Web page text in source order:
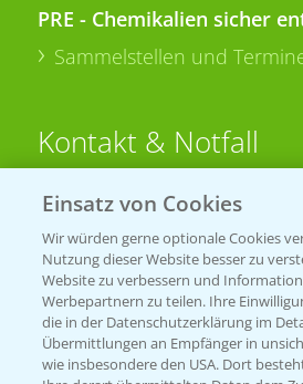
PRE - Chemikalien sicher
Sammelstellen und
Kontakt & Notfall
Beratung auf WhatsApp
T.+49 (0)174 346 564 1
KONTAKT
Hilfe in Notfällen
Einsatz von Cookies
Wir würden gerne optionale Cookies
Nutzung dieser Website besser zu
Website zu verbessern und
Werbepartnern zu teilen. Ihre
die in der Datenschutzerklärung im
Übermittlungen an Empfänger in
wie insbesondere den USA. Dort